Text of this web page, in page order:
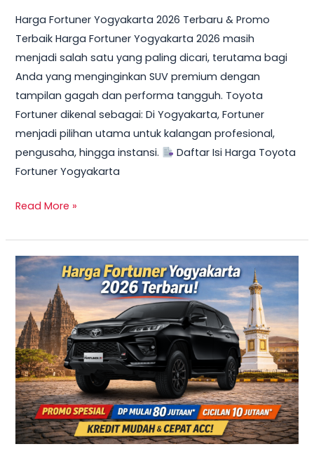
Harga Fortuner Yogyakarta 2026 Terbaru & Promo
Terbaik Harga Fortuner Yogyakarta 2026 masih
menjadi salah satu yang paling dicari, terutama bagi
Anda yang menginginkan SUV premium dengan
tampilan gagah dan performa tangguh. Toyota
Fortuner dikenal sebagai: Di Yogyakarta, Fortuner
menjadi pilihan utama untuk kalangan profesional,
pengusaha, hingga instansi.
Daftar Isi Harga Toyota
Fortuner Yogyakarta
Terbaru:
Promo,
DP
Ringan
&
Cicilan
Mulai
10
Jutaan
Read More »
TERBARU
2026!
Harga
Innova
Reborn
Diesel
Yogyakarta
–
Promo
DP